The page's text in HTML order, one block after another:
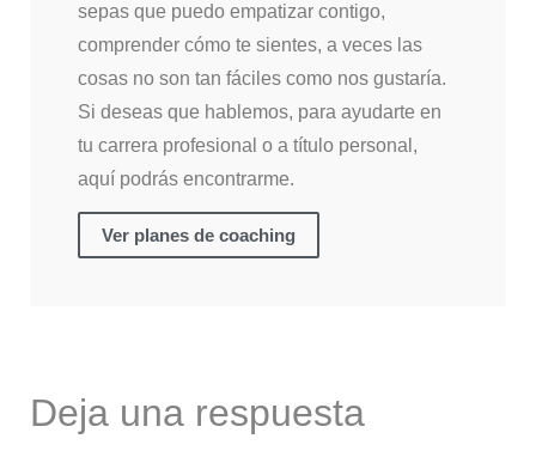
sepas que puedo empatizar contigo,
comprender cómo te sientes, a veces las
cosas no son tan fáciles como nos gustaría.
Si deseas que hablemos, para ayudarte en
tu carrera profesional o a título personal,
aquí podrás encontrarme.
Ver planes de coaching
Deja una respuesta